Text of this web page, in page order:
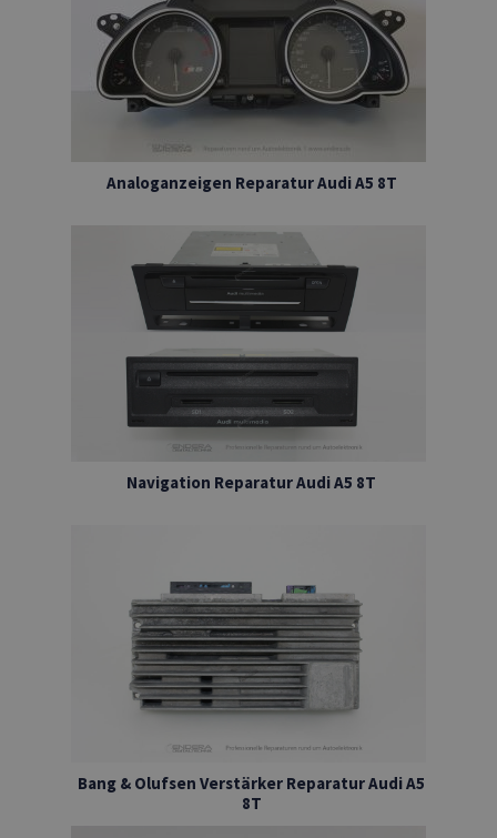
Analoganzeigen Reparatur Audi A5 8T
Navigation Reparatur Audi A5 8T
Bang & Olufsen Verstärker Reparatur Audi A5
8T